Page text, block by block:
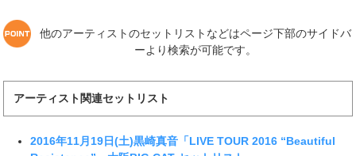
他のアーティストのセットリストなどはページ下部のサイドバ
ーより検索が可能です。
アーティスト関連セットリスト
2016年11月19日(土)黒崎真音「LIVE TOUR 2016 “Beautiful